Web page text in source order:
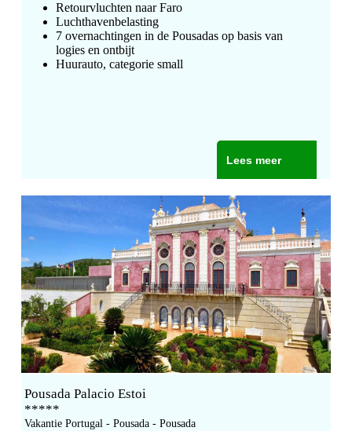
Retourvluchten naar Faro
Luchthavenbelasting
7 overnachtingen in de Pousadas op basis van
logies en ontbijt
Huurauto, categorie small
Lees meer
Pousada Palacio Estoi
*****
Vakantie Portugal - Pousada - Pousada